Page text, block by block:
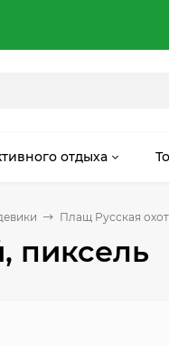
отдыха
Плащ Русская
пиксель